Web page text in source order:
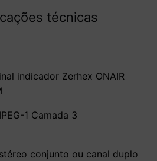
técnicas
indicador Zerhex ONAIR
1 Camada 3
conjunto ou canal duplo